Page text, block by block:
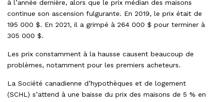
à l’année dernière, alors que le prix médian des maisons
continue son ascension fulgurante. En 2019, le prix était de
195 000 $. En 2021, il a grimpé à 264 000 $ pour terminer à
305 000 $.
Les prix constamment à la hausse causent beaucoup de
problèmes, notamment pour les premiers acheteurs.
La Société canadienne d’hypothèques et de logement
(SCHL) s’attend à une baisse du prix des maisons de 5 % en